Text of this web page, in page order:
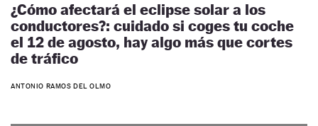
¿Cómo afectará el eclipse solar a los
conductores?: cuidado si coges tu coche
el 12 de agosto, hay algo más que cortes
de tráfico
ANTONIO RAMOS DEL OLMO